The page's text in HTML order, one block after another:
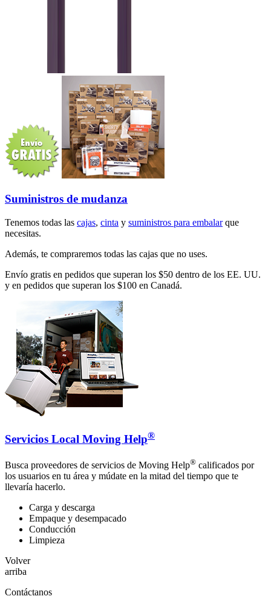
Suministros de mudanza
Tenemos todas las cajas, cinta y suministros para embalarque
necesitas.
Además, te compraremos todas las cajas que no uses.
Envío gratis en pedidos que superan los $50 dentro de los EE. UU.
y en pedidos que superan los $100 en Canadá.
Servicios Local Moving Help®
Busca proveedores de servicios de Moving Help® calificados por
los usuarios en tu área y múdate en la mitad del tiempo que te
llevaría hacerlo.
Carga y descarga
Empaque y desempacado
Conducción
Limpieza
Volver
arriba
Contáctanos